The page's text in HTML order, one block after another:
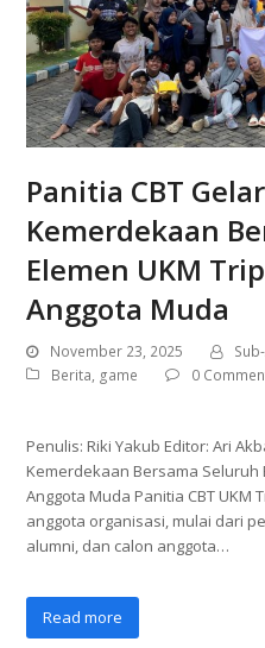
Panitia CBT
Kemerdekaan
Elemen UKM
Anggota Muda
November 23, 2025
Berita, game 0
Penulis: Riki Yakub Editor: Ari
Kemerdekaan Bersama Seluruh
Anggota Muda Panitia CBT UKM
anggota organisasi, mulai dari
alumni, dan calon anggota…
Read more